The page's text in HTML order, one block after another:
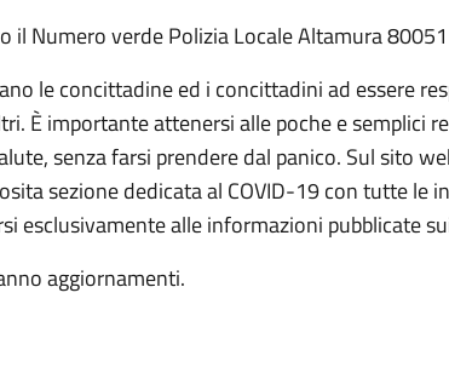
il Numero verde Polizia Locale Altamura
le concittadine ed i concittadini ad essere
È importante attenersi alle poche e semplici
senza farsi prendere dal panico. Sul sito
sezione dedicata al COVID-19 con tutte
esclusivamente alle informazioni pubblicate
aggiornamenti.